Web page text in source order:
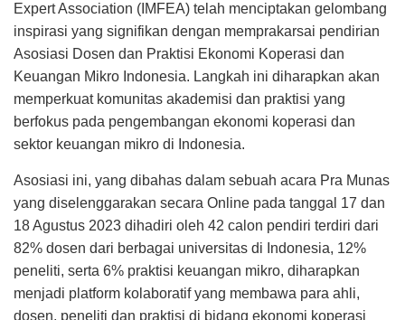
Expert Association (IMFEA) telah menciptakan gelombang
inspirasi yang signifikan dengan memprakarsai pendirian
Asosiasi Dosen dan Praktisi Ekonomi Koperasi dan
Keuangan Mikro Indonesia. Langkah ini diharapkan akan
memperkuat komunitas akademisi dan praktisi yang
berfokus pada pengembangan ekonomi koperasi dan
sektor keuangan mikro di Indonesia.
Asosiasi ini, yang dibahas dalam sebuah acara Pra Munas
yang diselenggarakan secara Online pada tanggal 17 dan
18 Agustus 2023 dihadiri oleh 42 calon pendiri terdiri dari
82% dosen dari berbagai universitas di Indonesia, 12%
peneliti, serta 6% praktisi keuangan mikro, diharapkan
menjadi platform kolaboratif yang membawa para ahli,
dosen, peneliti dan praktisi di bidang ekonomi koperasi